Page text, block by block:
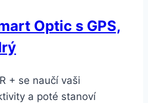
Optic s GPS,
+ se naučí vaši
a poté stanoví